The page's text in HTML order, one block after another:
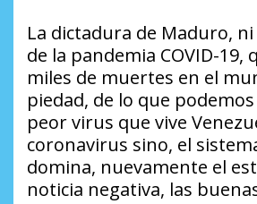
La dictadura de Maduro,
de la pandemia COVID-19,
miles de muertes en el
piedad, de lo que
peor virus que vive
coronavirus sino, el
domina, nuevamente el
noticia negativa, las